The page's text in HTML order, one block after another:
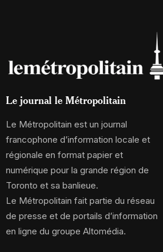
Le journal le Métropolitain
Le Métropolitain est un journal
francophone d’information locale et
régionale en format papier et
numérique pour la grande région de
Toronto et sa banlieue.
Le Métropolitain fait partie du réseau
de presse et de portails d’information
en ligne du groupe Altomédia.